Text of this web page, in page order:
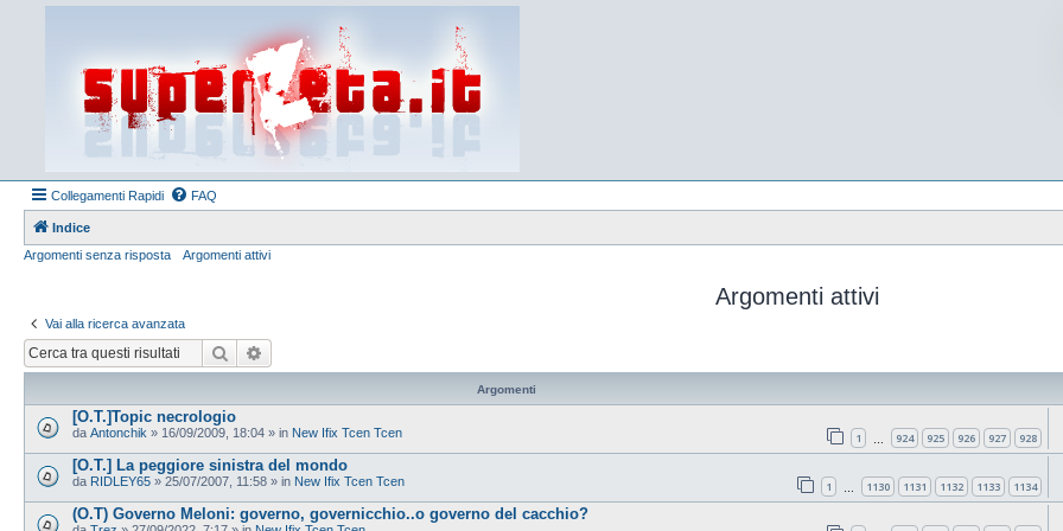
Collegamenti Rapidi FAQ
Indice
Argomenti senza risposta
Argomenti attivi
Argomenti attivi
Vai alla ricerca avanzata
Cerca
Argomenti
[O.T.]Topic necrologio
da Antonchik » 16/09/2009, 18:04 » in New Ifix Tcen Tcen 1 924 925 926 927 928
[O.T.] La peggiore sinistra del mondo
da RIDLEY65 » 25/07/2007, 11:58 » in New Ifix Tcen Tcen 1 1130 1131 1132 1133 1134
(O.T) Governo Meloni: governo, governicchio..o governo del cacchio?